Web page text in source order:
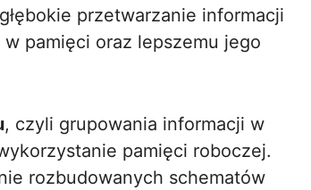
przetwarzanie informacji
w pamięci oraz lepszemu jego
, czyli grupowania informacji w
pamięci roboczej.
rozbudowanych schematów